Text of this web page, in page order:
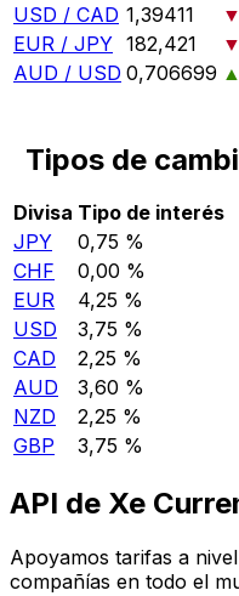
USD / CAD 1,39411
▼
EUR / JPY 182,421
▼
AUD / USD 0,706699 ▲
Tipos de
Divisa Tipo de interés
JPY
0,75 %
CHF
0,00 %
EUR
4,25 %
USD
3,75 %
CAD
2,25 %
AUD
3,60 %
NZD
2,25 %
GBP
3,75 %
API de Xe
Apoyamos tarifas a
compañías en todo el